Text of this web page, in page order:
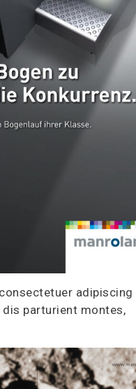
parturient montes,